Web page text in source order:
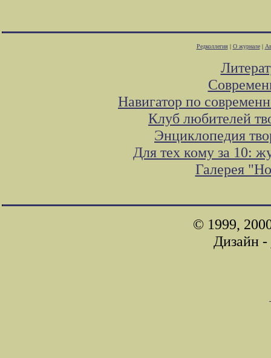
Редколлегия| О журнале|
Навигатор по
Клуб любителей
Энциклопедия
Для тех кому за 10:
Галерея
© 1999,
Дизайн -